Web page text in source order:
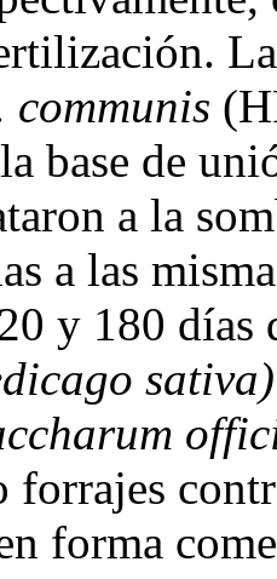
communis
base de
a la
a las
y 180 días
forrajes
forma